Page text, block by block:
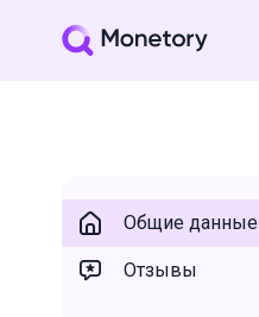
Общие данные
Отзывы